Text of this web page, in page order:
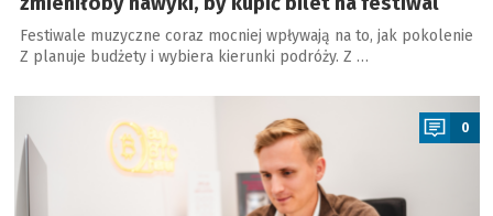
Festiwale muzyczne coraz mocniej wpływają na to, jak pokolenie
Z planuje budżety i wybiera kierunki podróży. Z …
a
0